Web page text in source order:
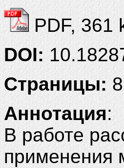
PDF, 361
DOI:
Страницы:
Аннотация:
В работе
применения